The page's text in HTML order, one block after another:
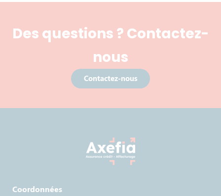
Des questions ? Contactez-
nous
Contactez-nous
Coordonnées